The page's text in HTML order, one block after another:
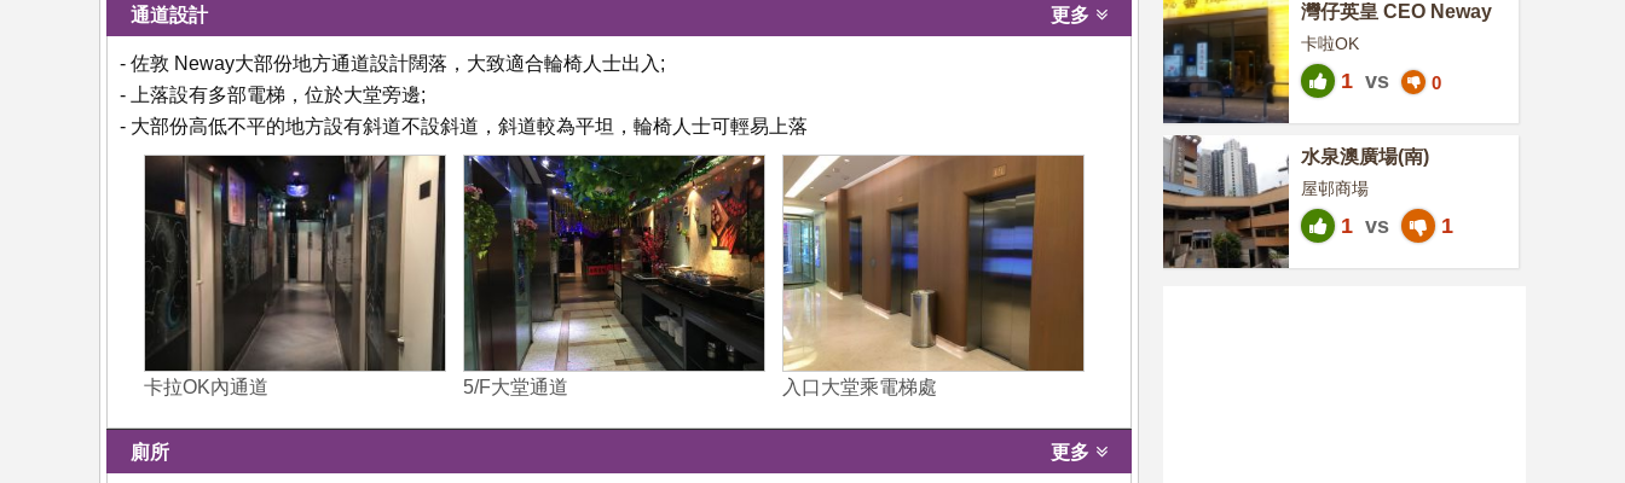
通道設計 更多
- 佐敦 Neway大部份地方通道設計闊落，大致適合輪椅人士出入;
- 上落設有多部電梯，位於大堂旁邊;
- 大部份高低不平的地方設有斜道不設斜道，斜道較為平坦，輪椅人士可輕易上落
卡拉OK內通道 5/F大堂通道 入口大堂乘電梯處
廁所 更多
灣仔英皇 CEO Neway
卡啦OK
1 vs 0
水泉澳廣場(南)
屋邨商場
1 vs 1